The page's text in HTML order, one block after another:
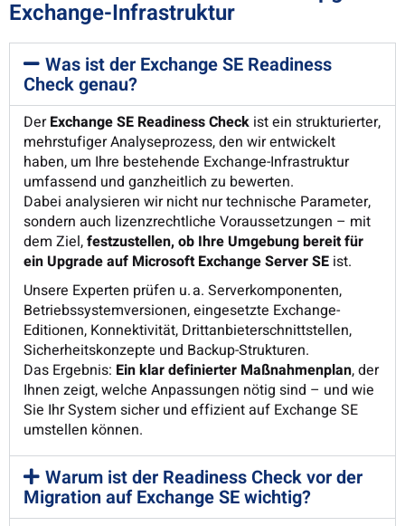
Exchange-Infrastruktur
Was ist der Exchange SE Readiness
Check genau?
DerExchange SE Readiness Check ist ein strukturierter,
mehrstufiger Analyseprozess, den wir entwickelt
haben, um Ihre bestehende Exchange-Infrastruktur
umfassend und ganzheitlich zu bewerten.
Dabei analysieren wir nicht nur technische Parameter,
sondern auch lizenzrechtliche Voraussetzungen – mit
dem Ziel,festzustellen, ob Ihre Umgebung bereit für
ein Upgrade auf Microsoft Exchange Server SE ist.
Unsere Experten prüfen u. a. Serverkomponenten,
Betriebssystemversionen, eingesetzte Exchange-
Editionen, Konnektivität, Drittanbieterschnittstellen,
Sicherheitskonzepte und Backup-Strukturen.
Das Ergebnis: Ein klar definierter Maßnahmenplan, der
Ihnen zeigt, welche Anpassungen nötig sind – und wie
Sie Ihr System sicher und effizient auf Exchange SE
umstellen können.
Warum ist der Readiness Check vor der
Migration auf Exchange SE wichtig?